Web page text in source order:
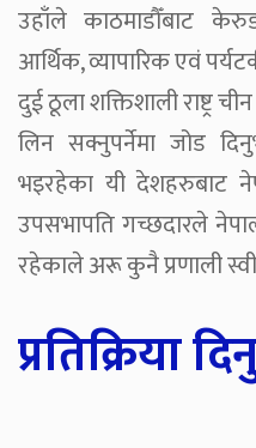
उहाँले काठमाडौँबाट
आर्थिक, व्यापारिक एवं
दुई ठूला शक्तिशाली राष्ट्र
लिन सक्नुपर्नेमा जोड
भइरहेका यी देशहरुबाट
उपसभापति गच्छदारले
रहेकाले अरू कुनै प्रणाली
प्रतिक्रिया